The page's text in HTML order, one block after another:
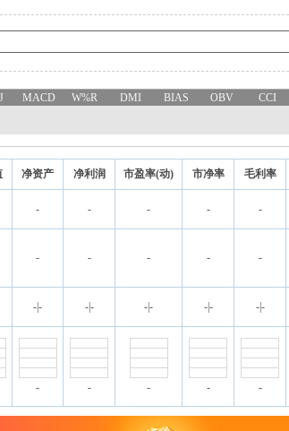
MACD W%R DMI BIAS OBV CCI
净资产 净利润 市盈率(动) 市净率 毛利率
- - - - -
- - - - -
-- -|- -- -|- -|-
- - - - -